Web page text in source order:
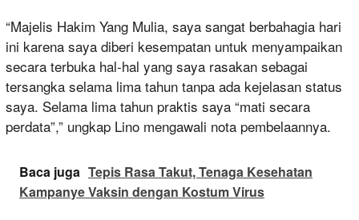
“Majelis Hakim Yang Mulia, saya sangat berbahagia hari
ini karena saya diberi kesempatan untuk menyampaikan
secara terbuka hal-hal yang saya rasakan sebagai
tersangka selama lima tahun tanpa ada kejelasan status
saya. Selama lima tahun praktis saya “mati secara
perdata”,” ungkap Lino mengawali nota pembelaannya.
Baca juga Tepis Rasa Takut, Tenaga Kesehatan
Kampanye Vaksin dengan Kostum Virus